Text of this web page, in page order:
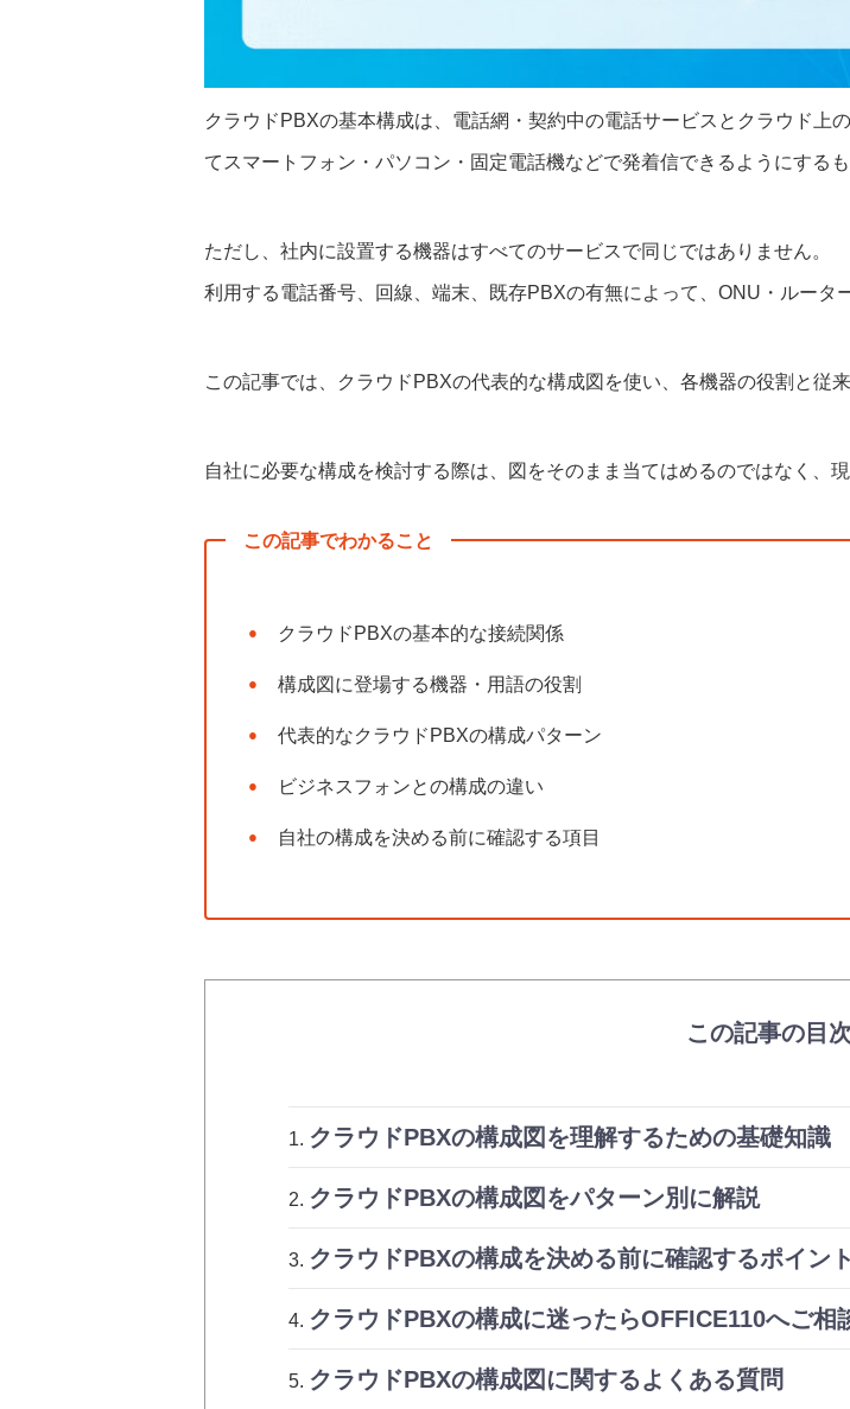
クラウドPBXの基本構成は、電話網・契約中の電話サービスとクラウド上
てスマートフォン・パソコン・固定電話機などで発着信できるようにするも
ただし、社内に設置する機器はすべてのサービスで同じではありません。
利用する電話番号、回線、端末、既存PBXの有無によって、ONU・ルータ
この記事では、クラウドPBXの代表的な構成図を使い、各機器の役割と従
自社に必要な構成を検討する際は、図をそのまま当てはめるのではなく、
この記事でわかること
クラウドPBXの基本的な接続関係
構成図に登場する機器・用語の役割
代表的なクラウドPBXの構成パターン
ビジネスフォンとの構成の違い
自社の構成を決める前に確認する項目
この記事の目次
クラウドPBXの構成図を理解するための基礎知識
クラウドPBXの構成図をパターン別に解説
クラウドPBXの構成を決める前に確認するポイント
クラウドPBXの構成に迷ったらOFFICE110へご相
クラウドPBXの構成図に関するよくある質問